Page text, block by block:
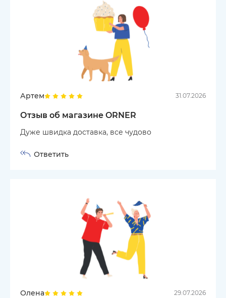
Артем 31.07.2026
Отзыв об магазине ORNER
Дуже швидка доставка, все чудово
Ответить
Олена 29.07.2026